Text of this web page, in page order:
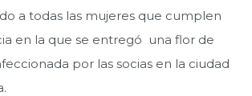
a todas las mujeres que cumplen
en la que se entregó una flor de
por las socias en la ciudad